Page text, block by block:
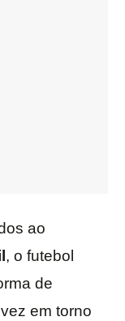
ao
, o futebol
de
em torno